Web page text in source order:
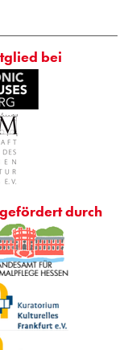
bei
durch